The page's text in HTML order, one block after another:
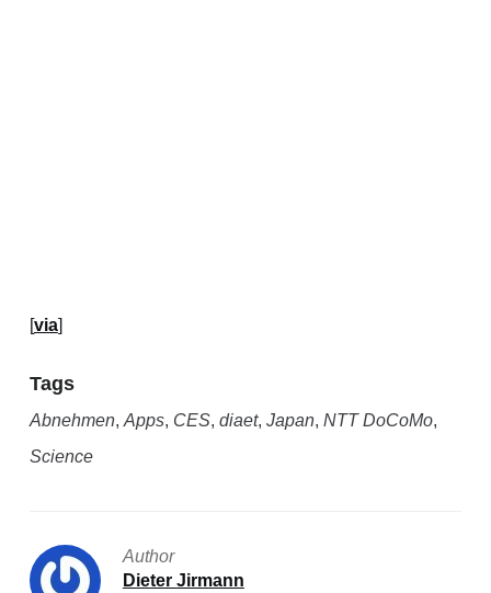
[via]
Tags
Abnehmen, Apps, CES, diaet, Japan, NTT DoCoMo,
Science
Author
Dieter Jirmann